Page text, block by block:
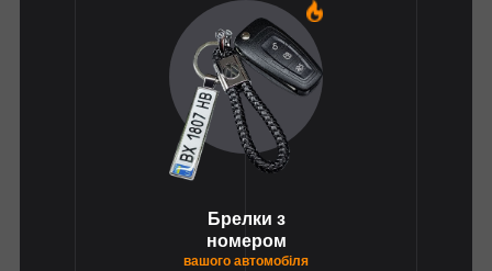
Брелки з
номером
вашого автомобіля